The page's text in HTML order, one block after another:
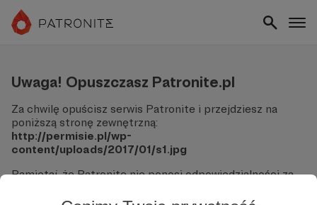
Uwaga! Opuszczasz Patronite.pl
Za chwilę opuścisz serwis Patronite i przejdziesz na
poniższą stronę zewnętrzną:
http://permisie.pl/wp-
content/uploads/2017/01/s1.jpg
Pamiętaj, że Patronite nie ponosi odpowiedzialności za